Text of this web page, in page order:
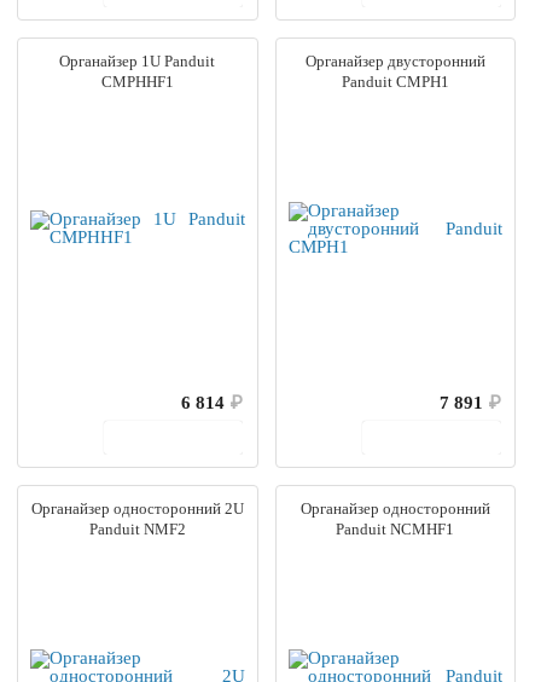
Органайзер 1U Panduit
CMPHHF1
6 814 ₽
Органайзер двусторонний
Panduit CMPH1
7 891 ₽
Органайзер односторонний 2U
Panduit NMF2
Органайзер односторонний
Panduit NCMHF1